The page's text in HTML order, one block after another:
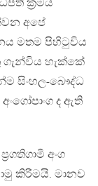
ක‍්‍රමය
අපේ
මතම පිහිටුවිය
හැක්කේ
සිංහල-බෞද්ධ
ද ඇති
අංග
කිරීමයි. මානව